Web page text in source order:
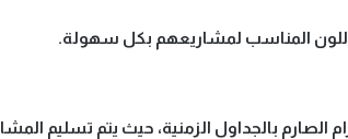
واللون المناسب لمشاريعهم بكل سهولة.
الصارم بالجداول الزمنية، حيث يتم تسليم